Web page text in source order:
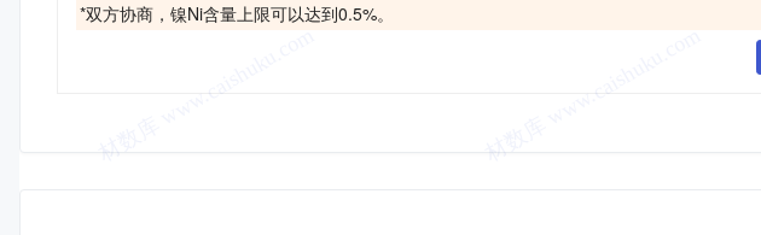
*双方协商，镍Ni含量上限可以达到0.5%。